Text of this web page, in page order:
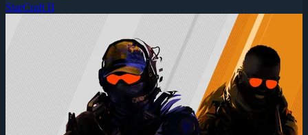
StarCraft II